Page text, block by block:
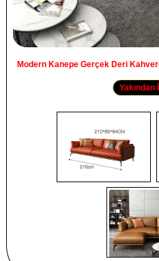
Modern Kanepe Gerçek Deri
Yakından